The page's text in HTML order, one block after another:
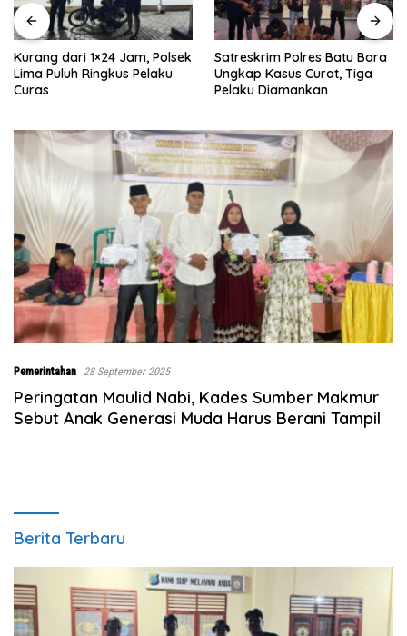
Satreskrim Polres Batu Bara
Ungkap Kasus Curat, Tiga
Pelaku Diamankan
Rumah Dibongkar Satgas
TMMD Ke-129 TA 2026 Kodim
0208/Asahan, Bapak Samsul
Segera Terwujud
Pemerintahan 28 September 2025
Peringatan Maulid Nabi, Kades Sumber Makmur
Sebut Anak Generasi Muda Harus Berani Tampil
Berita Terbaru